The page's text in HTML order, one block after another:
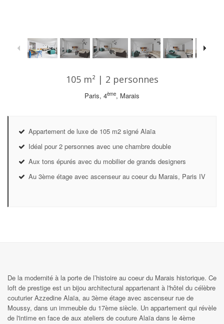
105 m² | 2 personnes
Paris, 4ème, Marais
Appartement de luxe de 105 m2 signé Alaïa
Idéal pour 2 personnes avec une chambre double
Aux tons épurés avec du mobilier de grands designers
Au 3ème étage avec ascenseur au coeur du Marais, Paris IV
De la modernité à la porte de l’histoire au coeur du Marais historique. Ce
loft de prestige est un bijou architectural appartenant à l'hôtel du célèbre
couturier Azzedine Alaïa, au 3ème étage avec ascenseur rue de
Moussy, dans un immeuble du 17ème siècle. Un appartement qui révèle
de l'intime en face de aux ateliers de couture Alaïa dans le 4ème